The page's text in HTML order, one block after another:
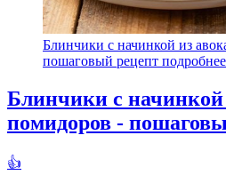
Блинчики с начинкой из
пошаговый рецепт
Блинчики с начинкой
помидоров -
👍